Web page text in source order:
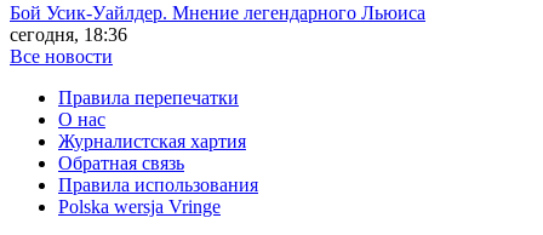
Бой Усик-Уайлдер. Мнение легендарного Льюиса
сегодня, 18:36
Все новости
Правила перепечатки
О нас
Журналистская хартия
Обратная связь
Правила использования
Polska wersja Vringe